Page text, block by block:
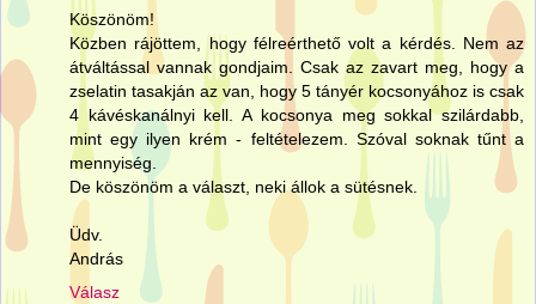
Köszönöm!
Közben rájöttem, hogy félreérthető volt a kérdés. Nem az
átváltással vannak gondjaim. Csak az zavart meg, hogy a
zselatin tasakján az van, hogy 5 tányér kocsonyához is csak
4 kávéskanálnyi kell. A kocsonya meg sokkal szilárdabb,
mint egy ilyen krém - feltételezem. Szóval soknak tűnt a
mennyiség.
De köszönöm a választ, neki állok a sütésnek.
Üdv.
András
Válasz